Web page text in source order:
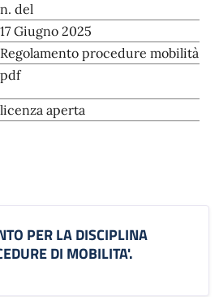
n. del
17 Giugno 2025
Regolamento procedure mobilità
pdf
licenza aperta
PER LA DISCIPLINA
DI MOBILITA'.